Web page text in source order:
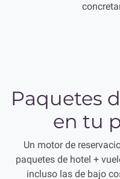
Paquetes
en tu
Un motor de
paquetes de hotel +
incluso las de bajo